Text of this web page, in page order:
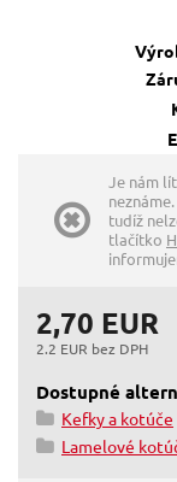
Je nám
tudíž
tlačítko
2,70 EUR
2.2 EUR bez DPH
Dostupné
Kefky a kotúče
Lamelové